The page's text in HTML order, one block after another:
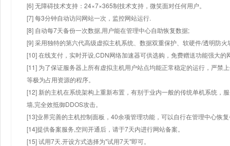
[6] 无障碍技术支持：24×7×365制技术支持，微笑面对任何用户。
[7] 每3分钟自动访问网站一次，监控网站运行.
[8] 自动每7天备份一次数据,用户能在管理中心自助恢复数据;
[9] 采用独特的第六代高级虚拟主机系统、数据双重保护、软硬件/透明防火
[10] 在线支付，实时开设,CDN网络加速器可供选购，免费赠送功能强大
[11] 为了保证服务器上所有虚拟主机用户站点均能正常稳定的运行，严禁
等极为占用资源的程序。
[12] 新的主机在系统架构上重新布置，有别于业内一般的传统单机系统，
墙,完全效抵御DDOS攻击。
[13]业界完善的主机控制面板，40余项管理功能，可以自行在管理中心恢
[14]提供备案服务,空间开通后，请于7天内进行网站备案。
[15] 试用7天.开设方式选择为"试用7天"即可。